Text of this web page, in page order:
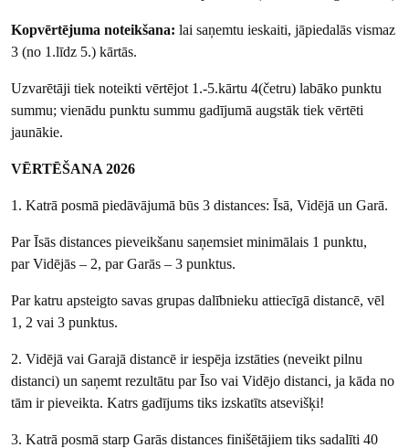
Kopvērtējuma noteikšana: lai saņemtu ieskaiti, jāpiedalās vismaz
3 (no 1.līdz 5.) kārtās.
Uzvarētāji tiek noteikti vērtējot 1.-5.kārtu 4(četru) labāko punktu
summu; vienādu punktu summu gadījumā augstāk tiek vērtēti
jaunākie.
VĒRTĒŠANA 2026
1. Katrā posmā piedāvājumā būs 3 distances: Īsā, Vidējā un Garā.
Par Īsās distances pieveikšanu saņemsiet minimālais 1 punktu,
par Vidējās – 2, par Garās – 3 punktus.
Par katru apsteigto savas grupas dalībnieku attiecīgā distancē, vēl
1, 2 vai 3 punktus.
2. Vidējā vai Garajā distancē ir iespēja izstāties (neveikt pilnu
distanci) un saņemt rezultātu par Īso vai Vidējo distanci, ja kāda no
tām ir pieveikta. Katrs gadījums tiks izskatīts atsevišķi!
3. Katrā posmā starp Garās distances finišētājiem tiks sadalīti 40